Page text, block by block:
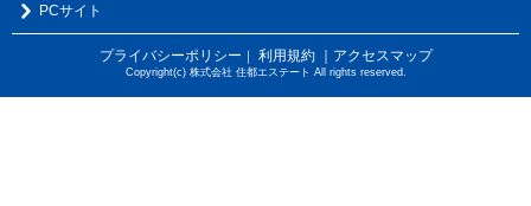
PCサイト
プライバシーポリシー ｜ 利用規約 ｜アクセスマップ
Copyright(c) 株式会社 住都エステート All rights reserved.